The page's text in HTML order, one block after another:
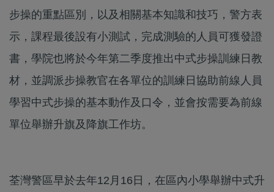
步操的重點區別，以及相關基本知識和技巧，警方表
示，課程最後設有小測試，完成測驗的人員可獲發證
書，學院也將於今年第二季度推出中式步操訓練日教
材，並調派步操教官在各單位的訓練日協助前線人員
學習中式步操的基本動作及口令，並會按需要為前線
單位舉辦升旗及降旗工作坊。
荃灣警區早於去年12月16日，在區內小學舉辦中式升